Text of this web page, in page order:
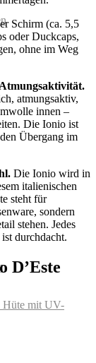
Hüte mit UV-
Schirm (ca. 5,5
oder Duckcaps,
ohne im Weg
atmungsaktiv,
innen –
Die Ionio ist
Übergang im
Die Ionio wird in
italienischen
steht für
sondern
stehen. Jedes
durchdacht.
D’Este